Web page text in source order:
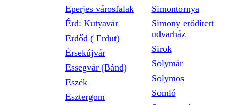
Eperjes városfalak
Érd: Kutyavár
Erdőd ( Erdut)
Érsekújvár
Essegvár (Bánd)
Eszék
Esztergom
Simontornya
Simony erődített
udvarház
Sirok
Solymár
Solymos
Somló